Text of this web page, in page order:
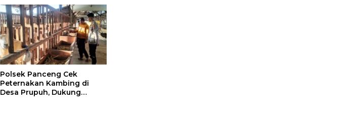
Polsek Panceng Cek
Peternakan Kambing di
Desa Prupuh, Dukung